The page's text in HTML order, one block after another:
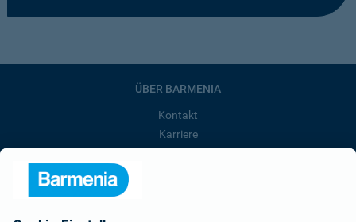
ÜBER BARMENIA
Kontakt
Karriere